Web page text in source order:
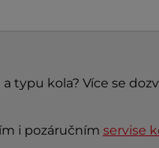
typu kola? Více se
i pozáručním servise